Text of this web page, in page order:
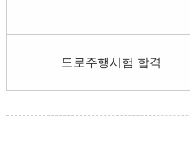
도로주행시험 합격